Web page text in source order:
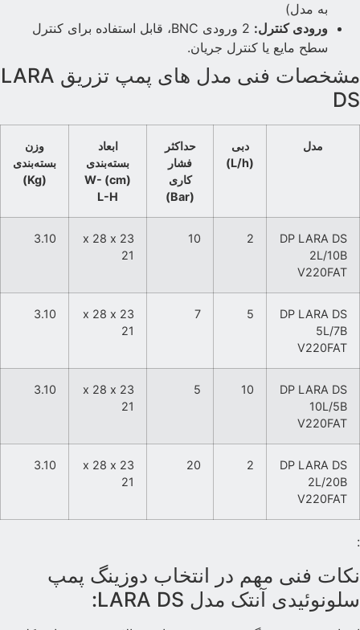
به مدل)
ورودی کنترل:
2 ورودی BNC، قابل استفاده برای کنترل
سطح مایع یا کنترل جریان.
مشخصات فنی مدل های پمپ تزریق LARA
DS
مدل
دبی
(L/h)
حداکثر
فشار
کاری
(Bar)
ابعاد
بسته‌بندی
(cm) W-
L-H
وزن
بسته‌بندی
(Kg)
DP LARA DS
2L/10B
V220FAT
2
10
23 x 28 x
21
3.10
DP LARA DS
5L/7B
V220FAT
5
7
23 x 28 x
21
3.10
DP LARA DS
10L/5B
V220FAT
10
5
23 x 28 x
21
3.10
DP LARA DS
2L/20B
V220FAT
2
20
23 x 28 x
21
3.10
:
نکات فنی مهم در انتخاب دوزینگ پمپ
سلونوئیدی آنتک مدل LARA DS: